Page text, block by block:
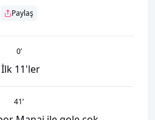
Paylaş
0’
İlk 11'ler
41’